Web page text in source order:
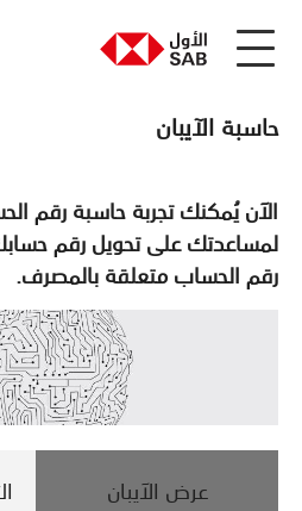
الأول
الأول
للاستثمار
حاسبة الآيبان
الآن يُمكنك تجربة حاسبة رقم
لمساعدتك على تحويل رقم
رقم الحساب متعلقة بالمصرف.
عرض الآيبان